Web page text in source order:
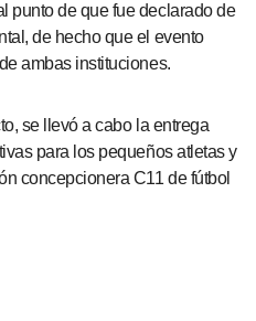
punto de que fue declarado de
de hecho que el evento
ambas instituciones.
se llevó a cabo la entrega
para los pequeños atletas y
concepcionera C11 de fútbol